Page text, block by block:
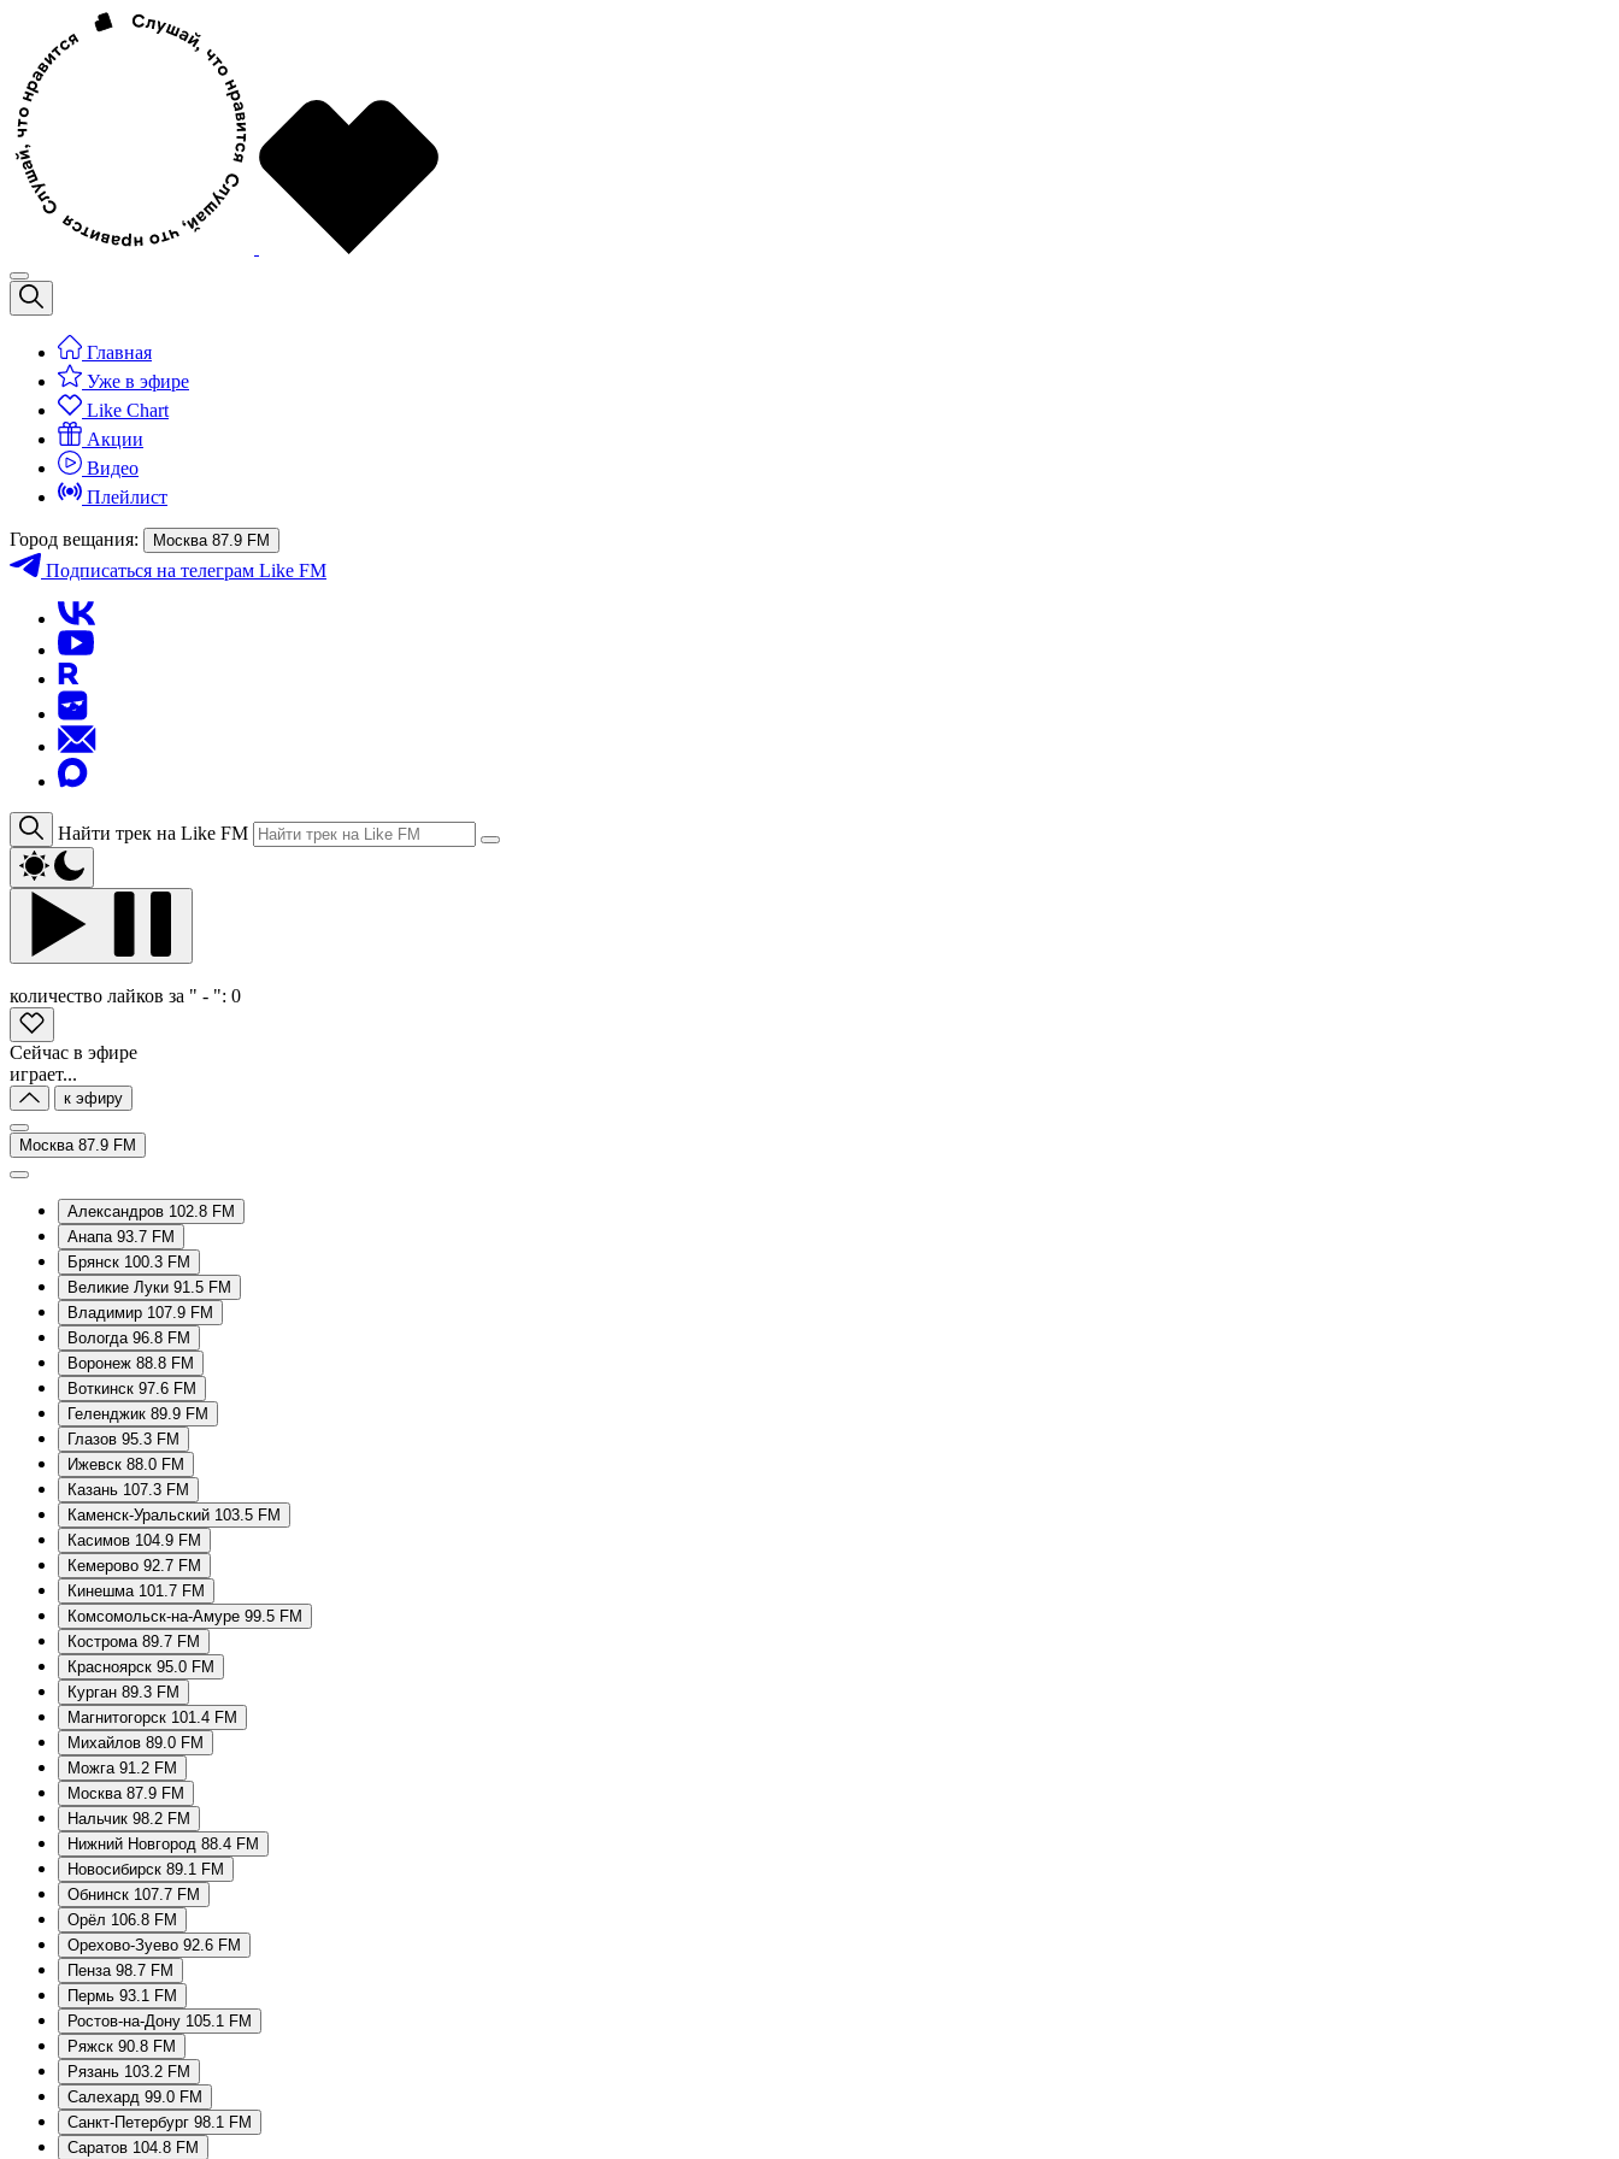
Главная
Уже в эфире
Like Chart
Акции
Видео
Плейлист
Город вещания: Москва 87.9 FM
Подписаться на телеграм Like FM
Найти трек на Like FM
количество лайков за " - ": 0
Сейчас в эфире
играет...
к эфиру
Москва 87.9 FM
Александров 102.8 FM
Анапа 93.7 FM
Брянск 100.3 FM
Великие Луки 91.5 FM
Владимир 107.9 FM
Вологда 96.8 FM
Воронеж 88.8 FM
Воткинск 97.6 FM
Геленджик 89.9 FM
Глазов 95.3 FM
Ижевск 88.0 FM
Казань 107.3 FM
Каменск-Уральский 103.5 FM
Касимов 104.9 FM
Кемерово 92.7 FM
Кинешма 101.7 FM
Комсомольск-на-Амуре 99.5 FM
Кострома 89.7 FM
Красноярск 95.0 FM
Курган 89.3 FM
Магнитогорск 101.4 FM
Михайлов 89.0 FM
Можга 91.2 FM
Москва 87.9 FM
Нальчик 98.2 FM
Нижний Новгород 88.4 FM
Новосибирск 89.1 FM
Обнинск 107.7 FM
Орёл 106.8 FM
Орехово-Зуево 92.6 FM
Пенза 98.7 FM
Пермь 93.1 FM
Ростов-на-Дону 105.1 FM
Ряжск 90.8 FM
Рязань 103.2 FM
Салехард 99.0 FM
Санкт-Петербург 98.1 FM
Саратов 104.8 FM